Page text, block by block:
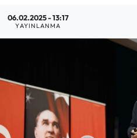
06.02.2025 - 13:17
YAYINLANMA